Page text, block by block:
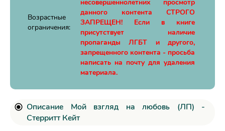
Возрастные
ограничения:
несовершеннолетних просмотр
данного контента СТРОГО
ЗАПРЕЩЕН! Если в книге
присутствует наличие
пропаганды ЛГБТ и другого,
запрещенного контента - просьба
написать на почту для удаления
материала.
Описание Мой взгляд на любовь (ЛП) -
Стерритт Кейт